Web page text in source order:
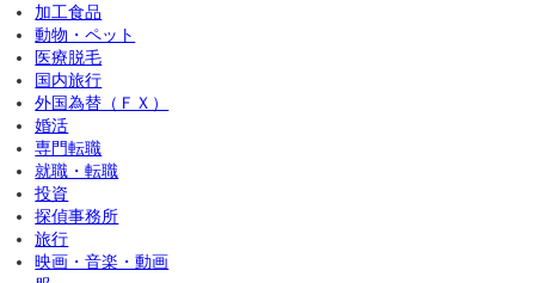
加工食品
動物・ペット
医療脱毛
国内旅行
外国為替（ＦＸ）
婚活
専門転職
就職・転職
投資
探偵事務所
旅行
映画・音楽・動画